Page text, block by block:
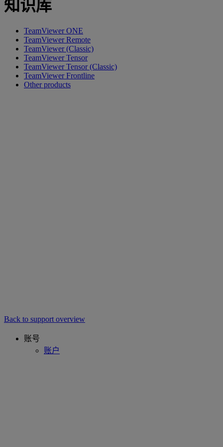
知识库
TeamViewer ONE
TeamViewer Remote
TeamViewer (Classic)
TeamViewer Tensor
TeamViewer Tensor (Classic)
TeamViewer Frontline
Other products
Back to support overview
账号
账户